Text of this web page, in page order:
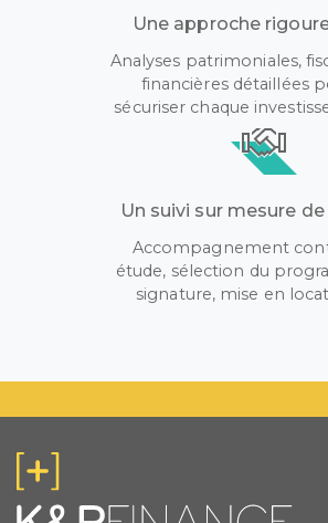
Une approche
Analyses patrimoniales,
financières détaillées
sécuriser chaque
Un suivi sur mesure de
Accompagnement
étude, sélection du
signature, mise en